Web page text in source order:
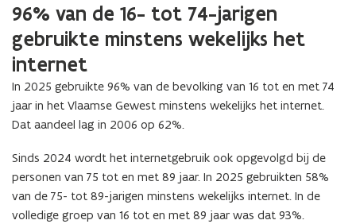
96% van de 16- tot 74-jarigen
gebruikte minstens wekelijks het
internet
In 2025 gebruikte 96% van de bevolking van 16 tot en met 74
jaar in het Vlaamse Gewest minstens wekelijks het internet.
Dat aandeel lag in 2006 op 62%.
Sinds 2024 wordt het internetgebruik ook opgevolgd bij de
personen van 75 tot en met 89 jaar. In 2025 gebruikten 58%
van de 75- tot 89-jarigen minstens wekelijks internet. In de
volledige groep van 16 tot en met 89 jaar was dat 93%.